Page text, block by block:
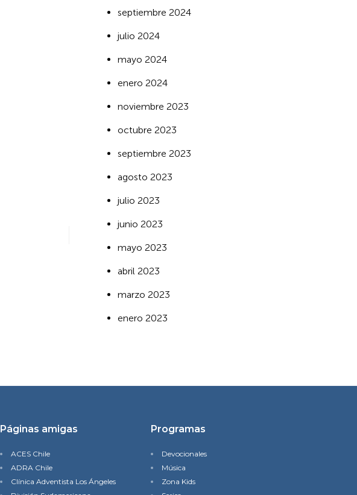
septiembre 2024
julio 2024
mayo 2024
enero 2024
noviembre 2023
octubre 2023
septiembre 2023
agosto 2023
julio 2023
junio 2023
mayo 2023
abril 2023
marzo 2023
enero 2023
Páginas amigas
ACES Chile
ADRA Chile
Clínica Adventista Los Ángeles
Programas
Devocionales
Música
Zona Kids